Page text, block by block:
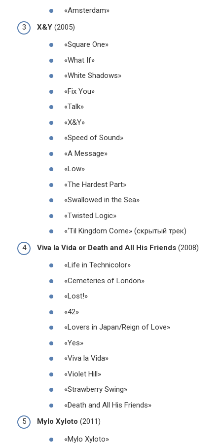
«Amsterdam»
X&Y (2005)
«Square One»
«What If»
«White Shadows»
«Fix You»
«Talk»
«X&Y»
«Speed of Sound»
«A Message»
«Low»
«The Hardest Part»
«Swallowed in the Sea»
«Twisted Logic»
«‘Til Kingdom Come» (скрытый трек)
Viva la Vida or Death and All His Friends (2008)
«Life in Technicolor»
«Cemeteries of London»
«Lost!»
«42»
«Lovers in Japan/Reign of Love»
«Yes»
«Viva la Vida»
«Violet Hill»
«Strawberry Swing»
«Death and All His Friends»
Mylo Xyloto (2011)
«Mylo Xyloto»